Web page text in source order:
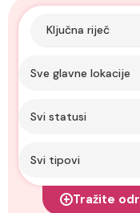
Sve glavne lokacije
Svi statusi
Svi tipovi
Tražite